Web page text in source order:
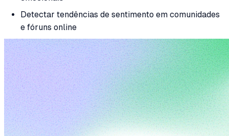
Detectar tendências de sentimento em comunidades
e fóruns online